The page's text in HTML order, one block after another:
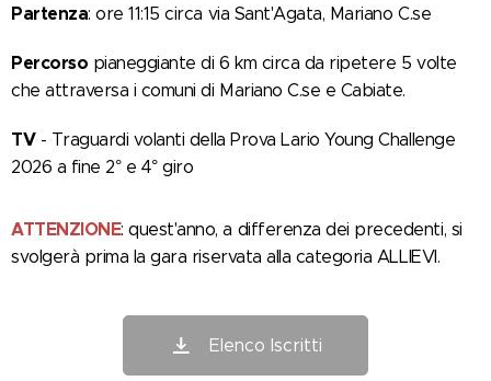
Partenza: ore 11:15 circa via Sant'Agata, Mariano C.se
Percorso pianeggiante di 6 km circa da ripetere 5 volte
che attraversa i comuni di Mariano C.se e Cabiate.
TV- Traguardi volanti della Prova Lario Young Challenge
2026 a fine 2° e 4° giro
ATTENZIONE: quest'anno, a differenza dei precedenti, si
svolgerà prima la gara riservata alla categoria ALLIEVI.
Elenco Iscritti